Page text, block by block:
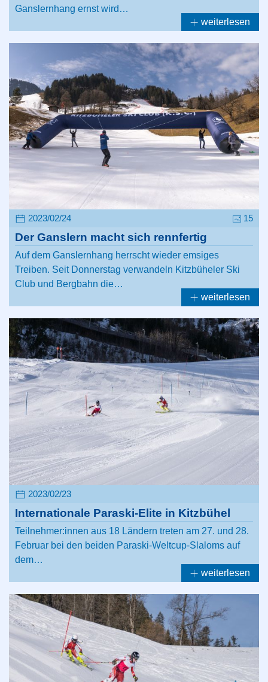
Ganslernhang ernst wird…
weiterlesen
2023/02/24 15
Der Ganslern macht sich rennfertig
Auf dem Ganslernhang herrscht wieder emsiges
Treiben. Seit Donnerstag verwandeln Kitzbüheler Ski
Club und Bergbahn die…
weiterlesen
2023/02/23
Internationale Paraski-Elite in Kitzbühel
Teilnehmer:innen aus 18 Ländern treten am 27. und 28.
Februar bei den beiden Paraski-Weltcup-Slaloms auf
dem…
weiterlesen